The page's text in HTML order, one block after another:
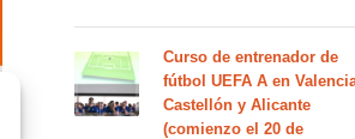
Curso de entrenador de
fútbol UEFA A en
Castellón y Alicante
(comienzo el 20 de